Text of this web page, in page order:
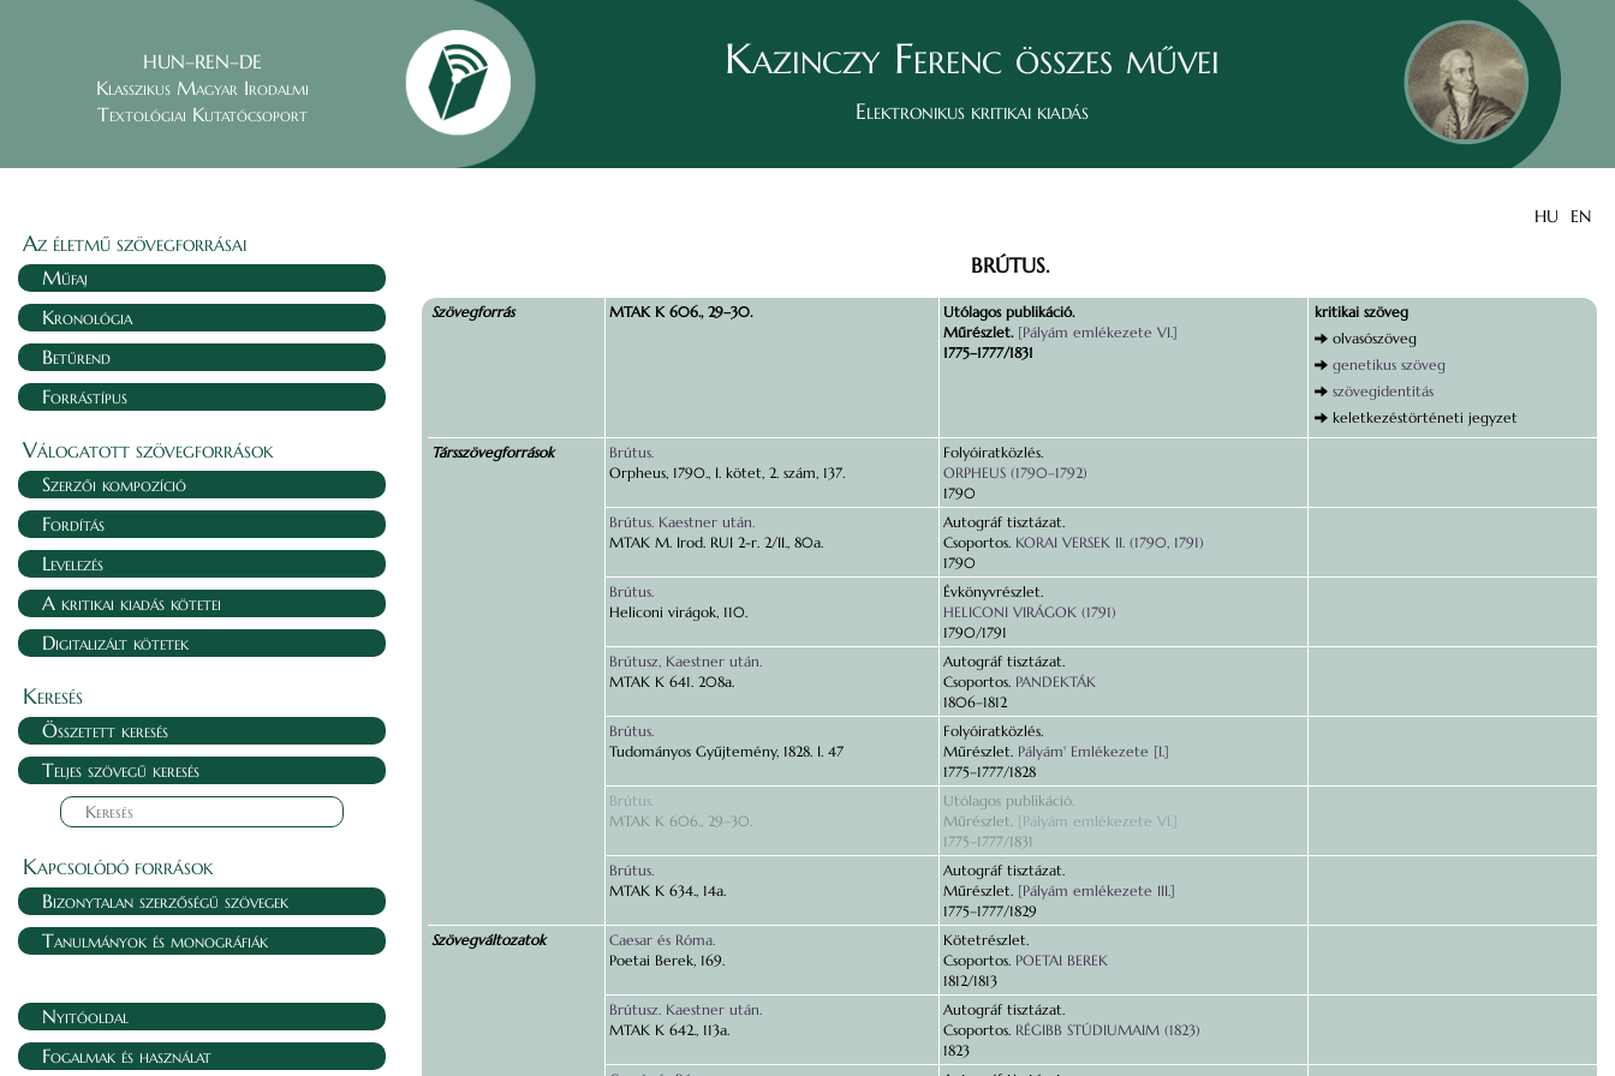
HUN–REN–DE
Klasszikus Magyar Irodalmi
Textológiai Kutatócsoport
Kazinczy Ferenc összes művei
Elektronikus kritikai kiadás
HU EN
Az életmű szövegforrásai
Műfaj
Kronológia
Betűrend
Forrástípus
Válogatott szövegforrások
Szerzői kompozíció
Fordítás
Levelezés
A kritikai kiadás kötetei
Digitalizált kötetek
Keresés
Összetett keresés
Teljes szövegű keresés
Kapcsolódó források
Bizonytalan szerzőségű szövegek
Tanulmányok és monográfiák
Nyitóoldal
Fogalmak és használat
BRÚTUS.
Szövegforrás MTAK K 606., 29–30.
Utólagos publikáció.
Műrészlet. [Pályám emlékezete VI.]
1775–1777/1831
kritikai szöveg
olvasószöveg
genetikus szöveg
szövegidentitás
keletkezéstörténeti jegyzet
Társszövegforrások
Brútus.
Orpheus, 1790., I. kötet, 2. szám, 137.
Folyóiratközlés.
ORPHEUS (1790–1792)
1790
Brútus. Kaestner után.
MTAK M. Irod. RUI 2-r. 2/II., 80a.
Autográf tisztázat.
Csoportos. KORAI VERSEK II. (1790, 1791)
1790
Brútus.
Heliconi virágok, 110.
Évkönyvrészlet.
HELICONI VIRÁGOK (1791)
1790/1791
Brútusz, Kaestner után.
MTAK K 641. 208a.
Autográf tisztázat.
Csoportos. PANDEKTÁK
1806–1812
Brútus.
Tudományos Gyűjtemény, 1828. I. 47
Folyóiratközlés.
Műrészlet. Pályám' Emlékezete [I.]
1775–1777/1828
Brútus.
MTAK K 606., 29–30.
Utólagos publikáció.
Műrészlet. [Pályám emlékezete VI.]
1775–1777/1831
Brútus.
MTAK K 634., 14a.
Autográf tisztázat.
Műrészlet. [Pályám emlékezete III.]
1775–1777/1829
Szövegváltozatok
Caesar és Róma.
Poetai Berek, 169.
Kötetrészlet.
Csoportos. POETAI BEREK
1812/1813
Brútusz. Kaestner után.
MTAK K 642., 113a.
Autográf tisztázat.
Csoportos. RÉGIBB STÚDIUMAIM (1823)
1823